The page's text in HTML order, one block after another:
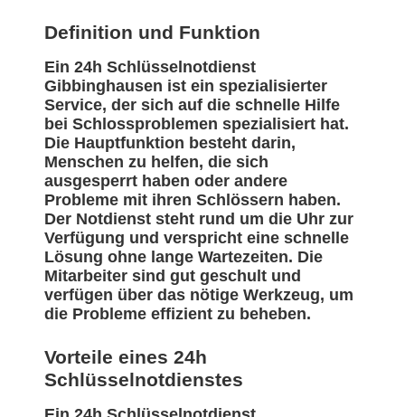
Definition und Funktion
Ein 24h Schlüsselnotdienst
Gibbinghausen ist ein spezialisierter
Service, der sich auf die schnelle Hilfe
bei Schlossproblemen spezialisiert hat.
Die Hauptfunktion besteht darin,
Menschen zu helfen, die sich
ausgesperrt haben oder andere
Probleme mit ihren Schlössern haben.
Der Notdienst steht rund um die Uhr zur
Verfügung und verspricht eine schnelle
Lösung ohne lange Wartezeiten. Die
Mitarbeiter sind gut geschult und
verfügen über das nötige Werkzeug, um
die Probleme effizient zu beheben.
Vorteile eines 24h
Schlüsselnotdienstes